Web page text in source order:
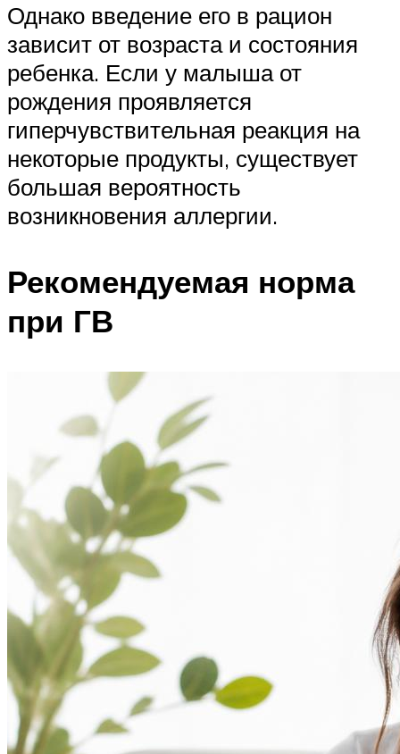
Однако введение его в рацион
зависит от возраста и состояния
ребенка. Если у малыша от
рождения проявляется
гиперчувствительная реакция на
некоторые продукты, существует
большая вероятность
возникновения аллергии.
Рекомендуемая норма
при ГВ